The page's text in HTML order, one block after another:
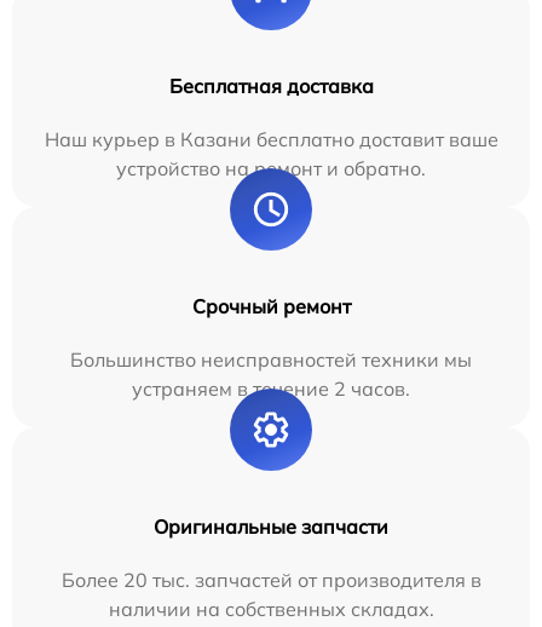
Бесплатная доставка
Наш курьер в Казани бесплатно доставит ваше
устройство на ремонт и обратно.
Срочный ремонт
Большинство неисправностей техники мы
устраняем в течение 2 часов.
Оригинальные запчасти
Более 20 тыс. запчастей от производителя в
наличии на собственных складах.